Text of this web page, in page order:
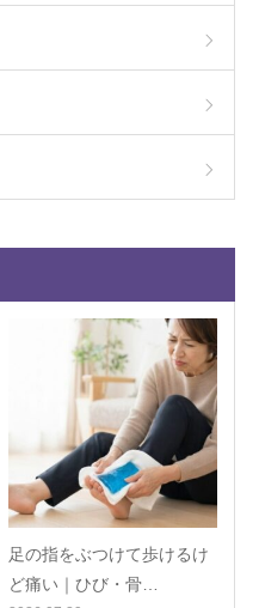
足の指をぶつけて歩けるけ
ど痛い｜ひび・骨…